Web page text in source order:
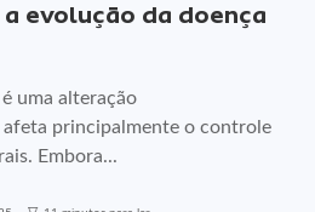
evolução da doença
uma alteração
afeta principalmente o controle
Embora...